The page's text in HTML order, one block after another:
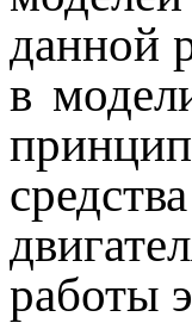
данной
в
работы